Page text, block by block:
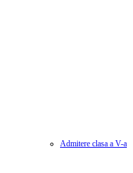
Admitere clasa a V-a